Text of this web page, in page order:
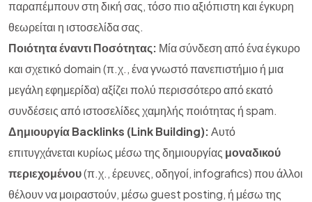
παραπέμπουν στη δική σας, τόσο πιο αξιόπιστη και έγκυρη
θεωρείται η ιστοσελίδα σας.
Ποιότητα έναντι Ποσότητας: Μία σύνδεση από ένα έγκυρο
και σχετικό domain (π.χ., ένα γνωστό πανεπιστήμιο ή μια
μεγάλη εφημερίδα) αξίζει πολύ περισσότερο από εκατό
συνδέσεις από ιστοσελίδες χαμηλής ποιότητας ή spam.
Δημιουργία Backlinks (Link Building):Αυτό
επιτυγχάνεται κυρίως μέσω της δημιουργίας μοναδικού
περιεχομένου(π.χ., έρευνες, οδηγοί, infografics) που άλλοι
θέλουν να μοιραστούν, μέσω guest posting, ή μέσω της